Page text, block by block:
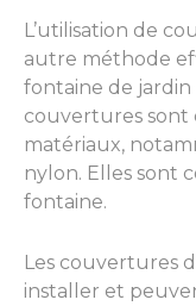
L’utilisation de
autre méthode
fontaine de jardin
couvertures sont
matériaux,
nylon. Elles sont
fontaine.
Les couvertures
installer et